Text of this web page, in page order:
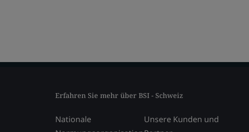
Erfahren Sie mehr über BSI - Schweiz
Nationale
Unsere Kunden und